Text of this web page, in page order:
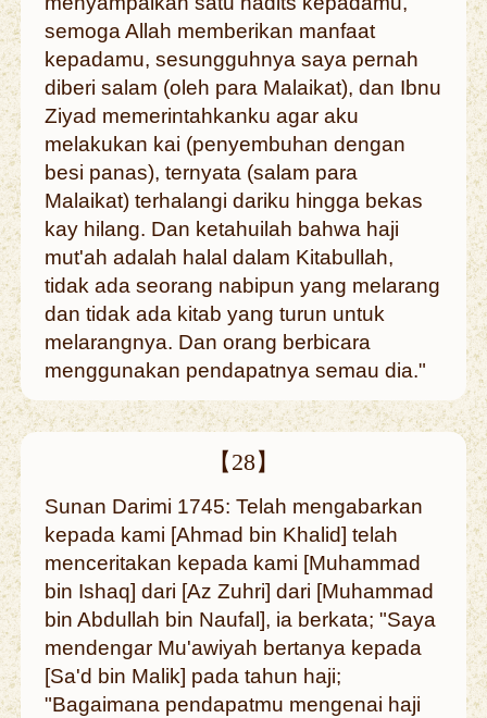
semoga Allah memberikan manfaat
kepadamu, sesungguhnya saya pernah
diberi salam (oleh para Malaikat), dan Ibnu
Ziyad memerintahkanku agar aku
melakukan kai (penyembuhan dengan
besi panas), ternyata (salam para
Malaikat) terhalangi dariku hingga bekas
kay hilang. Dan ketahuilah bahwa haji
mut'ah adalah halal dalam Kitabullah,
tidak ada seorang nabipun yang melarang
dan tidak ada kitab yang turun untuk
melarangnya. Dan orang berbicara
menggunakan pendapatnya semau dia."
【28】
Sunan Darimi 1745: Telah mengabarkan
kepada kami [Ahmad bin Khalid] telah
menceritakan kepada kami [Muhammad
bin Ishaq] dari [Az Zuhri] dari [Muhammad
bin Abdullah bin Naufal], ia berkata; "Saya
mendengar Mu'awiyah bertanya kepada
[Sa'd bin Malik] pada tahun haji;
"Bagaimana pendapatmu mengenai haji